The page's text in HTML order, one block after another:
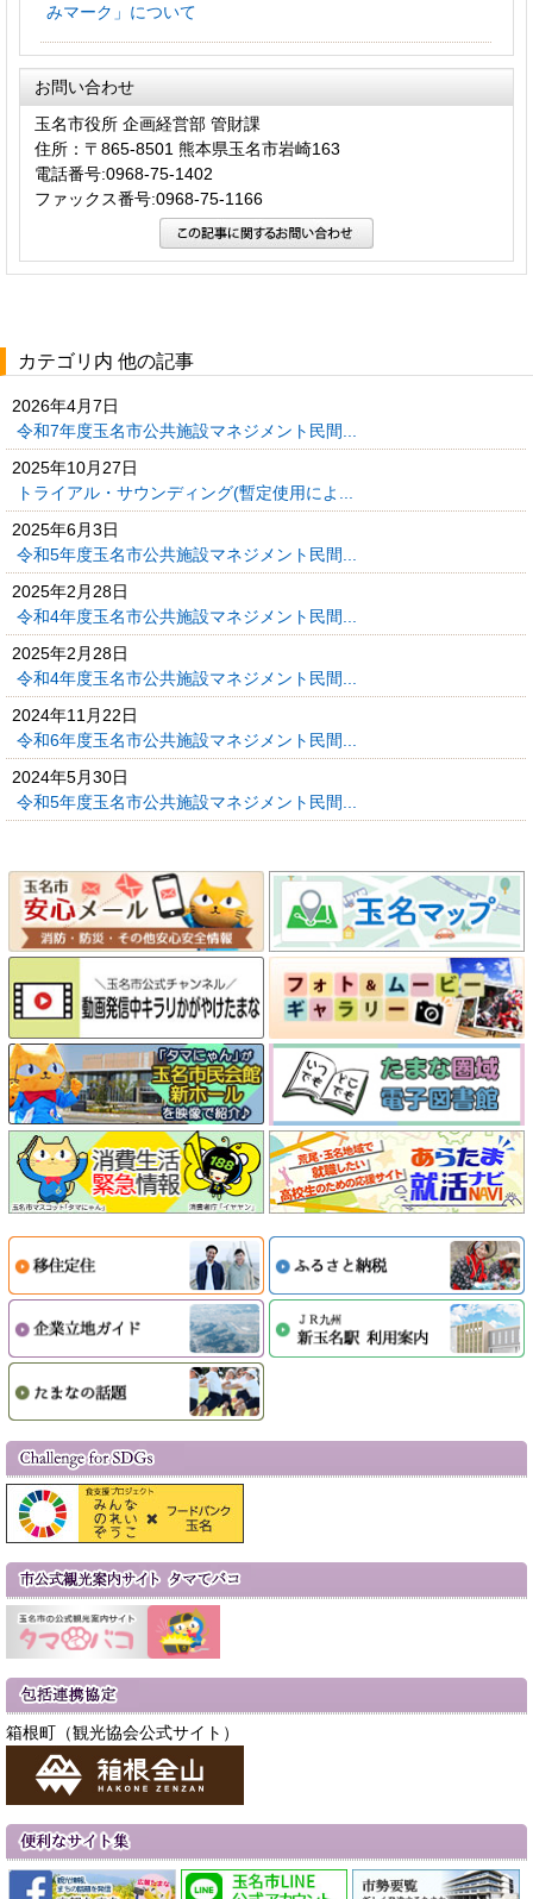
みマーク」について
お問い合わせ
玉名市役所 企画経営部 管財課
住所：〒865-8501 熊本県玉名市岩崎163
電話番号:0968-75-1402
ファックス番号:0968-75-1166
カテゴリ内 他の記事
2026年4月7日
令和7年度玉名市公共施設マネジメント民間...
2025年10月27日
トライアル・サウンディング(暫定使用によ...
2025年6月3日
令和5年度玉名市公共施設マネジメント民間...
2025年2月28日
令和4年度玉名市公共施設マネジメント民間...
2025年2月28日
令和4年度玉名市公共施設マネジメント民間...
2024年11月22日
令和6年度玉名市公共施設マネジメント民間...
2024年5月30日
令和5年度玉名市公共施設マネジメント民間...
箱根町（観光協会公式サイト）